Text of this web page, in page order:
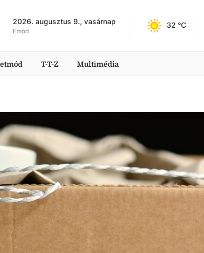
2026. augusztus 9., vasárnap
Emőd
32 °C
T-T-Z Multimédia